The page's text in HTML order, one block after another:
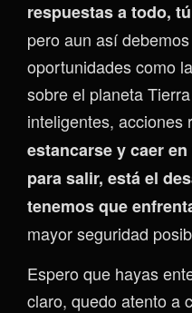
respuestas a todo,
pero aun así
oportunidades como
sobre el planeta
inteligentes, acciones
estancarse y caer
para salir, está el
tenemos que
mayor seguridad
Espero que hayas
claro, quedo atento a